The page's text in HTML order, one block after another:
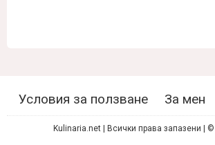
Условия за ползване За мен
Kulinaria.net | Всички права запазени |